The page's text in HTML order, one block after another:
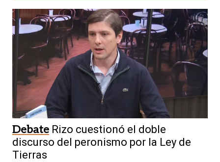
Debate Rizo cuestionó el doble
discurso del peronismo por la Ley de
Tierras